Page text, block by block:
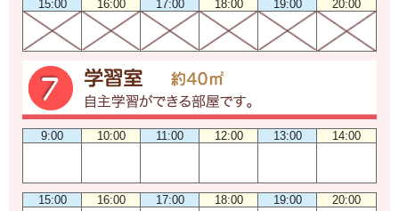
15:00 16:00 17:00 18:00 19:00 20:00
9:00 10:00 11:00 12:00 13:00 14:00
15:00 16:00 17:00 18:00 19:00 20:00